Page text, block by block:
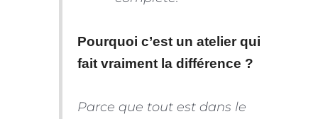
Pourquoi c’est un atelier qui
fait vraiment la différence ?
Parce que tout est dans le